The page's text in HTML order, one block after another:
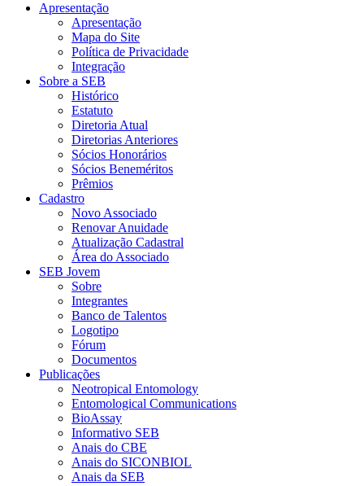
Apresentação
Apresentação
Mapa do Site
Política de Privacidade
Integração
Sobre a SEB
Histórico
Estatuto
Diretoria Atual
Diretorias Anteriores
Sócios Honorários
Sócios Beneméritos
Prêmios
Cadastro
Novo Associado
Renovar Anuidade
Atualização Cadastral
Área do Associado
SEB Jovem
Sobre
Integrantes
Banco de Talentos
Logotipo
Fórum
Documentos
Publicações
Neotropical Entomology
Entomological Communications
BioAssay
Informativo SEB
Anais do CBE
Anais do SICONBIOL
Anais da SEB